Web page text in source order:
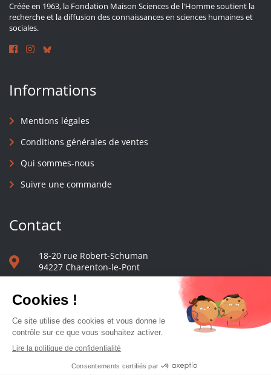
Créée en 1963, la Fondation Maison Sciences de l'Homme soutient la
recherche et la diffusion des connaissances en sciences humaines et
sociales.
Informations
Mentions légales
Conditions générales de ventes
Qui sommes-nous
Suivre une commande
Contact
18-20 rue Robert-Schuman
94227 Charenton-le-Pont